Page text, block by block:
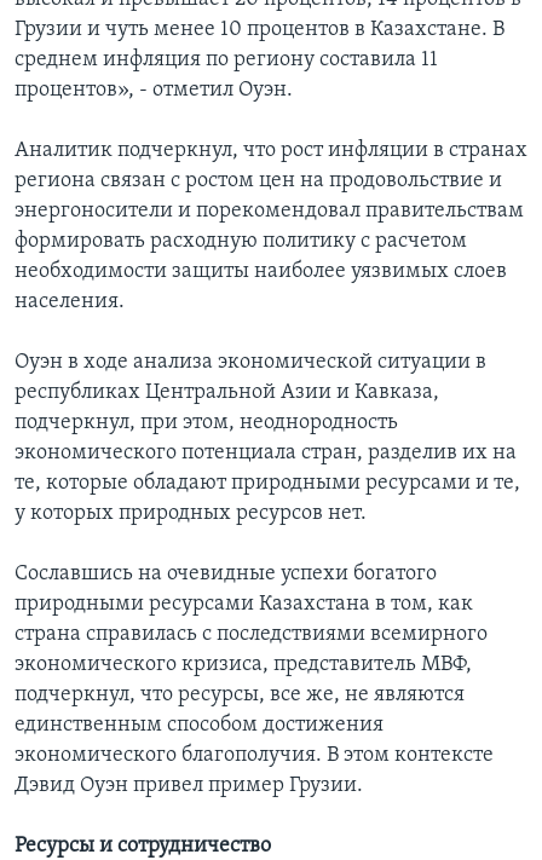
Грузии и чуть менее 10 процентов в Казахстане. В
среднем инфляция по региону составила 11
процентов», - отметил Оуэн.
Аналитик подчеркнул, что рост инфляции в странах
региона связан с ростом цен на продовольствие и
энергоносители и порекомендовал правительствам
формировать расходную политику с расчетом
необходимости защиты наиболее уязвимых слоев
населения.
Оуэн в ходе анализа экономической ситуации в
республиках Центральной Азии и Кавказа,
подчеркнул, при этом, неоднородность
экономического потенциала стран, разделив их на
те, которые обладают природными ресурсами и те,
у которых природных ресурсов нет.
Сославшись на очевидные успехи богатого
природными ресурсами Казахстана в том, как
страна справилась с последствиями всемирного
экономического кризиса, представитель МВФ,
подчеркнул, что ресурсы, все же, не являются
единственным способом достижения
экономического благополучия. В этом контексте
Дэвид Оуэн привел пример Грузии.
Ресурсы и сотрудничество